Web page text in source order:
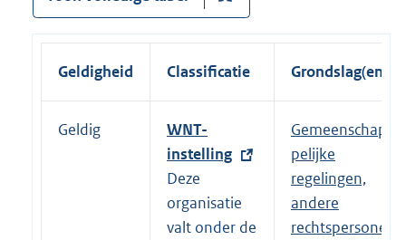
Geldigheid Classificatie Grondslag(en)
Geldig
E
x
t
e
r
WNT-
instelling
Deze
organisatie
valt onder de
Gemeenschap
pelijke
regelingen,
andere
rechtspersone